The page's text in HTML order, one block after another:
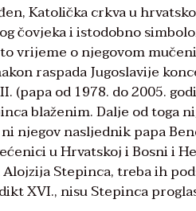
Katolička crkva u
čovjeka i istodobno
vrijeme o njegovom
raspada Jugoslavije
(papa od 1978. do 2005.
blaženim. Dalje od toga
njegov nasljednik papa
u Hrvatskoj i Bosni i
Alojzija Stepinca, treba ih
XVI., nisu Stepinca